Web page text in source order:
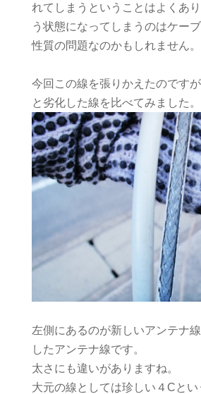
れてしまうということはよくあ
う状態になってしまうのはケー
性質の問題なのかもしれません。
今回この線を張りかえたのです
と劣化した線を比べてみました。
左側にあるのが新しいアンテナ
したアンテナ線です。
太さにも違いがありますね。
大元の線としては珍しい４Cと